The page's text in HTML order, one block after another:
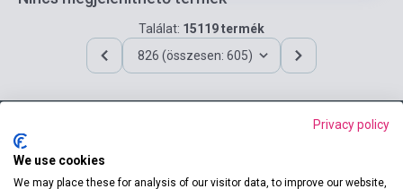
Találat: 15119 termék
826 (összesen: 605)
Elérhetőségeink
Privacy policy
We use cookies
We may place these for analysis of our visitor data, to improve our website,